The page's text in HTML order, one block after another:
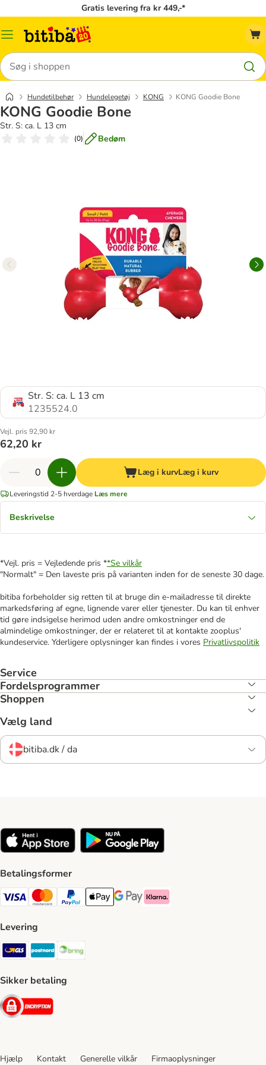
Gratis levering fra kr 449,-*
Menu
Søg
Hundetilbehør Hundelegetøj KONG KONG Goodie Bone
KONG Goodie Bone
Str. S: ca. L 13 cm
(0) Bedøm
Str. S: ca. L 13 cm
1235524.0
Vejl. pris 92,90 kr
62,20 kr
Læg i kurvLæg i kurv
Leveringstid 2-5 hverdage Læs mere
Beskrivelse
*Vejl. pris = Vejledende pris **Se vilkår
"Normalt" = Den laveste pris på varianten inden for de seneste 30 dage.
bitiba forbeholder sig retten til at bruge din e-mailadresse til direkte
markedsføring af egne, lignende varer eller tjenester. Du kan til enhver
tid gøre indsigelse herimod uden andre omkostninger end de
almindelige omkostninger, der er relateret til at kontakte zooplus'
kundeservice. Yderligere oplysninger kan findes i vores Privatlivspolitik
Service
Fordelsprogrammer
Shoppen
Vælg land
bitiba.dk / da
Betalingsformer
VISA Payment Method
Mastercard Payment Method
Paypal Payment Method
Apple Pay Payment Method
Google Pay Payment Method
Klarna Payment Method
Levering
GLS Shipping Method
Postnord Shipping Method
Sikker betaling
Security
Hjælp Kontakt Generelle vilkår Firmaoplysninger